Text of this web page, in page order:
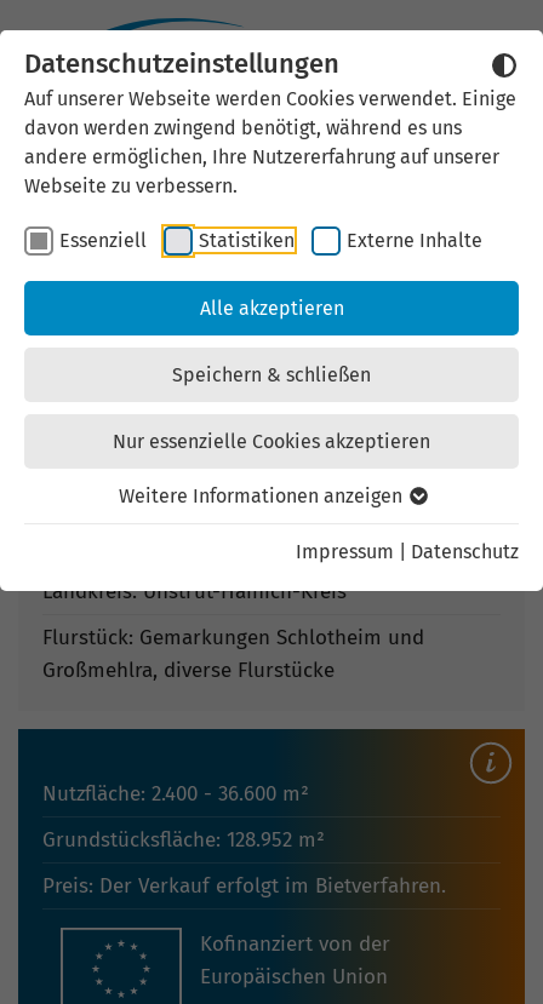
Datenschutzeinstellungen
Auf unserer Webseite werden Cookies verwendet. Einige
davon werden zwingend benötigt, während es uns
andere ermöglichen, Ihre Nutzererfahrung auf unserer
Webseite zu verbessern.
Essenziell Statistiken Externe Inhalte
Alle akzeptieren
Speichern & schließen
Nur essenzielle Cookies akzeptieren
Weitere Informationen anzeigen
Impressum Datenschutz
Luftverkehrs- und
Gewerbezentrum
Nordthüringen
Kaufangebot | Gewerbe-/Industriegrundstücke |
zuletzt geändert am: 03.08.2026
Landgemeinde "Nottertal-Heilinger Höhen"
Straße: Otto-Lilienthal-Straße
Landkreis: Unstrut-Hainich-Kreis
Flurstück: Gemarkungen Schlotheim und
Großmehlra, diverse Flurstücke
Nutzfläche: 2.400 - 36.600 m²
Grundstücksfläche: 128.952 m²
Preis: Der Verkauf erfolgt im Bietverfahren.
Kofinanziert von der
Europäischen Union